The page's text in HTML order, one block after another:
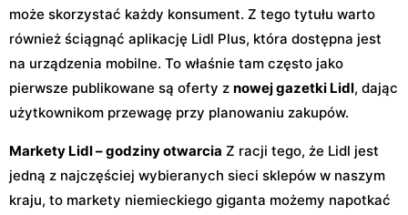
może skorzystać każdy konsument. Z tego tytułu warto
również ściągnąć aplikację Lidl Plus, która dostępna jest
na urządzenia mobilne. To właśnie tam często jako
pierwsze publikowane są oferty z nowej gazetki Lidl, dając
użytkownikom przewagę przy planowaniu zakupów.
Markety Lidl – godziny otwarcia Z racji tego, że Lidl jest
jedną z najczęściej wybieranych sieci sklepów w naszym
kraju, to markety niemieckiego giganta możemy napotkać